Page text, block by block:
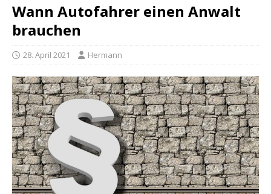
Wann Autofahrer einen Anwalt
brauchen
28. April 2021 Hermann